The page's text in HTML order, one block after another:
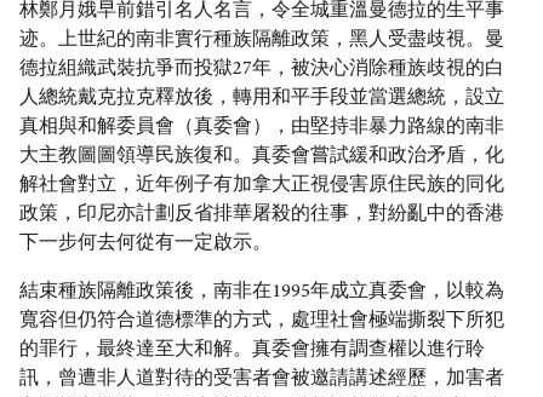
林鄭月娥早前錯引名人名言，令全城重溫曼德拉的生平事
迹。上世紀的南非實行種族隔離政策，黑人受盡歧視。曼
德拉組織武裝抗爭而投獄27年，被決心消除種族歧視的白
人總統戴克拉克釋放後，轉用和平手段並當選總統，設立
真相與和解委員會（真委會），由堅持非暴力路線的南非
大主教圖圖領導民族復和。真委會嘗試緩和政治矛盾，化
解社會對立，近年例子有加拿大正視侵害原住民族的同化
政策，印尼亦計劃反省排華屠殺的往事，對紛亂中的香港
下一步何去何從有一定啟示。
結束種族隔離政策後，南非在1995年成立真委會，以較為
寬容但仍符合道德標準的方式，處理社會極端撕裂下所犯
的罪行，最終達至大和解。真委會擁有調查權以進行聆
訊，曾遭非人道對待的受害者會被邀請講述經歷，加害者